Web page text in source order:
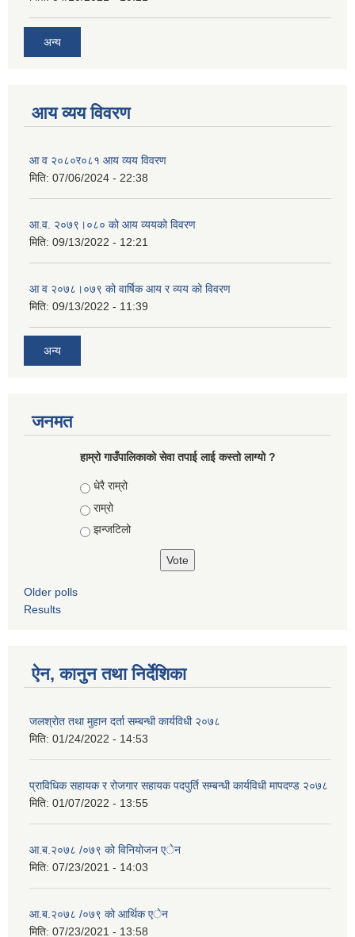
अन्य
आय व्यय विवरण
आ व २०८०र०८१ आय व्यय विवरण
मिति: 07/06/2024 - 22:38
आ.व. २०७९।०८० को आय व्ययको विवरण
मिति: 09/13/2022 - 12:21
आ‍ व २०७८।०७९ को वार्षिक आय र व्यय को विवरण
मिति: 09/13/2022 - 11:39
अन्य
जनमत
हाम्रो गाउँपालिकाको सेवा तपाई लाई कस्तो लाग्यो ?
Choices
धेरै राम्रो
राम्रो
झन्जटिलो
Older polls
Results
ऐन, कानुन तथा निर्देशिका
जलश्राेत तथा मुहान दर्ता सम्बन्धी कार्यविधी २०७८
मिति: 01/24/2022 - 14:53
प्राविधिक सहायक र रोजगार सहायक पदपुर्ति सम्बन्धी कार्यविधी मापदण्ड २०७८
मिति: 01/07/2022 - 13:55
आ.ब.२०७८ /०७९ को विनियाेजन एेन
मिति: 07/23/2021 - 14:03
आ.ब.२०७८ /०७९ को आर्थिक ‌‌एेन
मिति: 07/23/2021 - 13:58